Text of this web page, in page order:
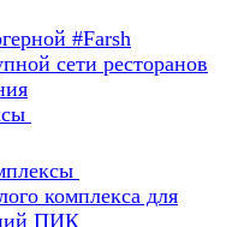
#Farsh
сети ресторанов
комплекса для
ПИК